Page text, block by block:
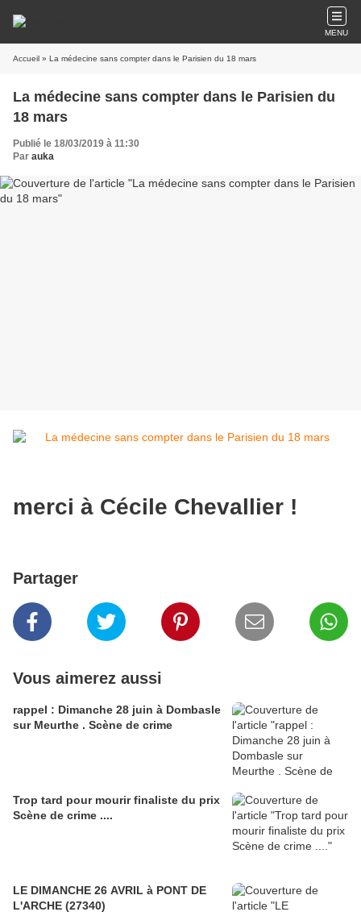
MENU
Accueil » La médecine sans compter dans le Parisien du 18 mars
La médecine sans compter dans le Parisien du
18 mars
Publié le 18/03/2019 à 11:30
Par auka
merci à Cécile Chevallier !
Partager
Vous aimerez aussi
rappel : Dimanche 28 juin à Dombasle
sur Meurthe . Scène de crime
Trop tard pour mourir finaliste du prix
Scène de crime ....
LE DIMANCHE 26 AVRIL à PONT DE
L'ARCHE (27340)